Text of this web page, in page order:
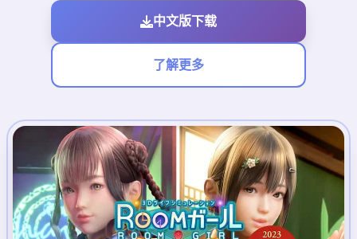
中文版下载
了解更多